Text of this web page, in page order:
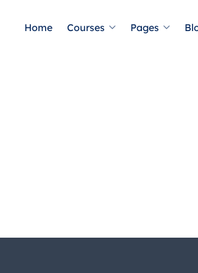
Home Courses Pages